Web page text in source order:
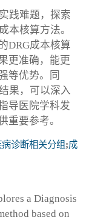
践难题，探索
本核算方法。
DRG成本核算
更准确，能更
等优势。同
果，可以深入
导医院学科发
重要参考。
诊断相关分组;成
a Diagnosis
based on